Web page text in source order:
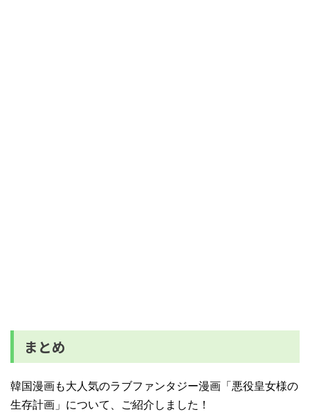
まとめ
韓国漫画も大人気のラブファンタジー漫画「悪役皇女様の
生存計画」について、ご紹介しました！